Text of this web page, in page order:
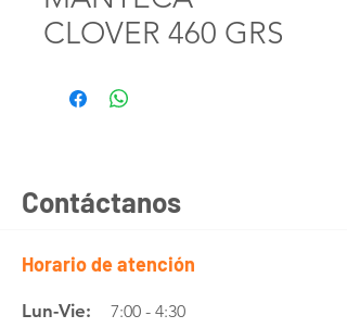
CLOVER 460 GRS
Contáctanos
Horario de atención
Lun-Vie: 7:00 - 4:30